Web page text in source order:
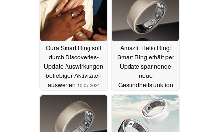
01.08.2024
Oura Smart Ring soll
durch Discoveries-
Update Auswirkungen
beliebiger Aktivitäten
auswerten 10.07.2024
Amazfit Helio Ring:
Smart Ring erhält per
Update spannende
neue
Gesundheitsfunktion
04.07.2024